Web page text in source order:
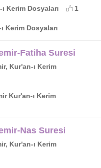
Kerim Dosyaları
1
Kerim Dosyaları
Fatiha Suresi
Kur'an-ı Kerim
Kur'an-ı Kerim
Nas Suresi
Kur'an-ı Kerim